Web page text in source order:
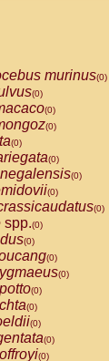
(0)
(0)
(0)
(0)
(0)
(0)
(0)
(0)
cana
cupreus
donacophilus
moloch
torquatus
spp.(0)
murinus(0)
(0)
(0)
(0)
(0)
(0)
(0)
(0)
(0)
spp.(0)
(0)
(0)
(0)
(0)
(0)
(0)
(0)
(0)